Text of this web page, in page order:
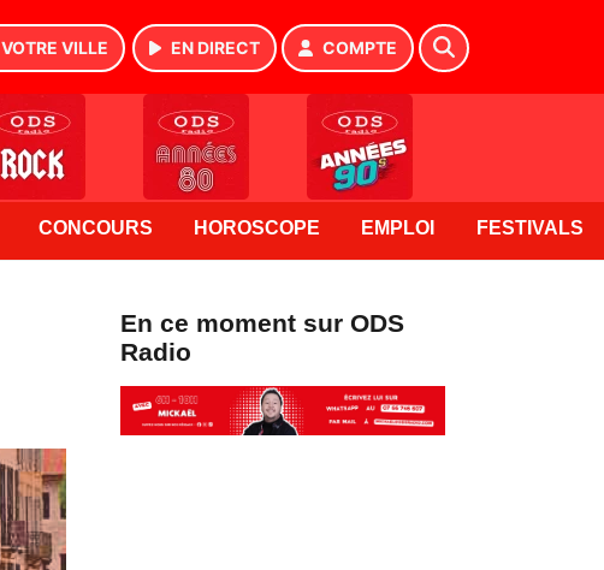
VOTRE VILLE EN DIRECT COMPTE
CONCOURS HOROSCOPE EMPLOI FESTIVALS
En ce moment sur ODS
Radio